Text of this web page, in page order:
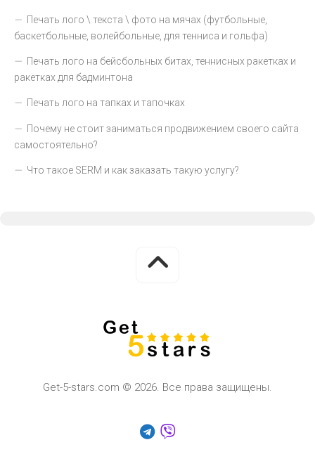
Печать лого \ текста \ фото на мячах (футбольные,
баскетбольные, волейбольные, для тенниса и гольфа)
Печать лого на бейсбольных битах, теннисных ракетках и
ракетках для бадминтона
Печать лого на тапках и тапочках
Почему не стоит заниматься продвижением своего сайта
самостоятельно?
Что такое SERM и как заказать такую услугу?
Get-5-stars.com © 2026. Все права защищены.